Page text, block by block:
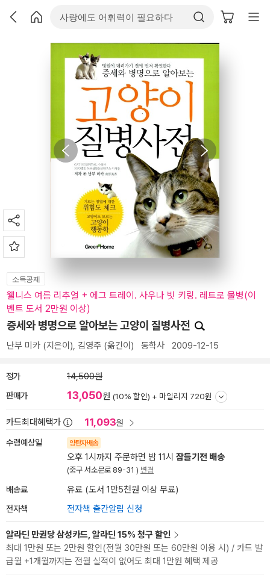
소득공제
웰니스 여름 리추얼 + 에그 트레이. 사우나 빗 키링. 레트로 물병(이
벤트 도서 2만원 이상)
증세와 병명으로 알아보는 고양이 질병사전
난부 미카 (지은이), 김영주 (옮긴이) 동학사 2009-12-15
정가 14,500원
판매가 13,050원 (10% 할인) + 마일리지 720원
카드최대혜택가 11,093원
수령예상일 양탄자배송
오후 1시까지 주문하면 밤 11시 잠들기전 배송
(중구 서소문로 89-31 ) 변경
배송료 유료 (도서 1만5천원 이상 무료)
전자책 전자책 출간알림 신청
알라딘 만권당 삼성카드, 알라딘 15% 청구 할인
최대 1만원 또는 2만원 할인(전월 30만원 또는 60만원 이용 시) / 카드 발
급월 +1개월까지는 전월 실적이 없어도 최대 1만원 혜택 제공